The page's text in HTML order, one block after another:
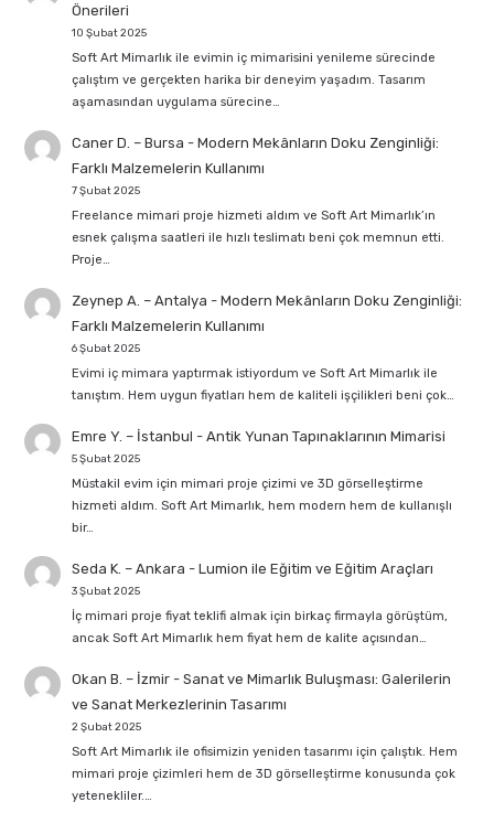
Önerileri
10 Şubat 2025
Soft Art Mimarlık ile evimin iç mimarisini yenileme sürecinde
çalıştım ve gerçekten harika bir deneyim yaşadım. Tasarım
aşamasından uygulama sürecine…
Caner D. – Bursa - Modern Mekânların Doku Zenginliği:
Farklı Malzemelerin Kullanımı
7 Şubat 2025
Freelance mimari proje hizmeti aldım ve Soft Art Mimarlık’ın
esnek çalışma saatleri ile hızlı teslimatı beni çok memnun etti.
Proje…
Zeynep A. – Antalya - Modern Mekânların Doku Zenginliği:
Farklı Malzemelerin Kullanımı
6 Şubat 2025
Evimi iç mimara yaptırmak istiyordum ve Soft Art Mimarlık ile
tanıştım. Hem uygun fiyatları hem de kaliteli işçilikleri beni çok…
Emre Y. – İstanbul - Antik Yunan Tapınaklarının Mimarisi
5 Şubat 2025
Müstakil evim için mimari proje çizimi ve 3D görselleştirme
hizmeti aldım. Soft Art Mimarlık, hem modern hem de kullanışlı
bir…
Seda K. – Ankara - Lumion ile Eğitim ve Eğitim Araçları
3 Şubat 2025
İç mimari proje fiyat teklifi almak için birkaç firmayla görüştüm,
ancak Soft Art Mimarlık hem fiyat hem de kalite açısından…
Okan B. – İzmir- Sanat ve Mimarlık Buluşması: Galerilerin
ve Sanat Merkezlerinin Tasarımı
2 Şubat 2025
Soft Art Mimarlık ile ofisimizin yeniden tasarımı için çalıştık. Hem
mimari proje çizimleri hem de 3D görselleştirme konusunda çok
yetenekliler.…